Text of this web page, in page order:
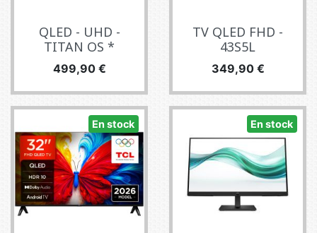
QLED - UHD -
TITAN OS *
Precio
499,90 €
TV QLED FHD -
43S5L
Precio
349,90 €
En stock En stock